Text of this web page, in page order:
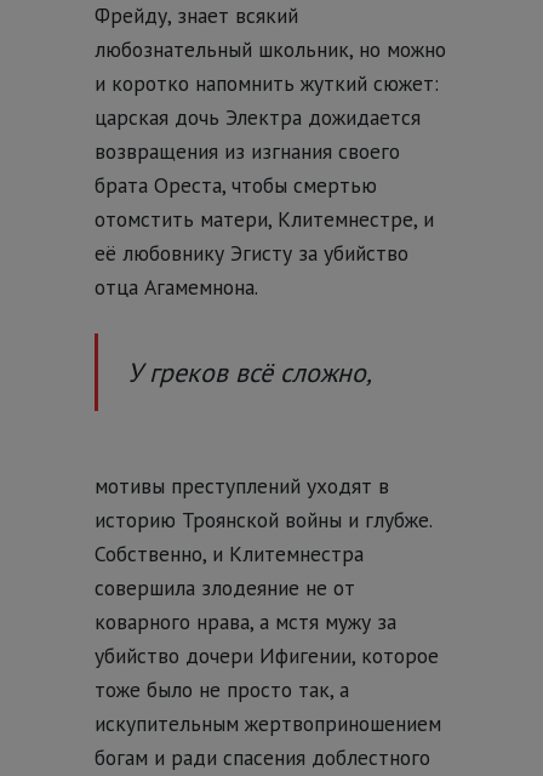
Фрейду, знает всякий
любознательный школьник, но можно
и коротко напомнить жуткий сюжет:
царская дочь Электра дожидается
возвращения из изгнания своего
брата Ореста, чтобы смертью
отомстить матери, Клитемнестре, и
её любовнику Эгисту за убийство
отца Агамемнона.
У греков всё сложно,
мотивы преступлений уходят в
историю Троянской войны и глубже.
Собственно, и Клитемнестра
совершила злодеяние не от
коварного нрава, а мстя мужу за
убийство дочери Ифигении, которое
тоже было не просто так, а
искупительным жертвоприношением
богам и ради спасения доблестного